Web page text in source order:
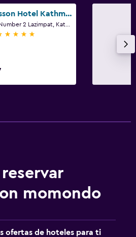
Radisson Hotel Kathmandu
estrellas
momondo
ofertas de hoteles para ti